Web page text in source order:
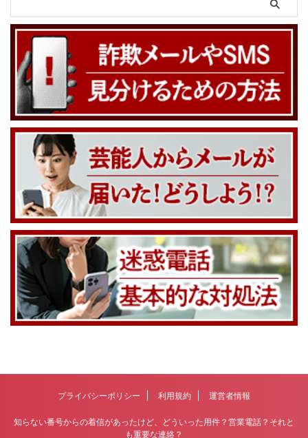
プライバシーポリシー 利用規約 運営者情報
知らない番号からの着信があったけど、どういった用件？営業電話？それと
も重要な連絡？